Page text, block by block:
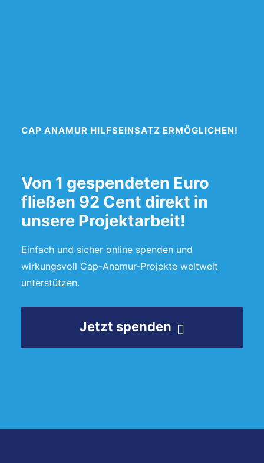
CAP ANAMUR HILFSEINSATZ ERMÖGLICHEN!
Von 1 gespendeten Euro
fließen 92 Cent direkt in
unsere Projektarbeit!
Einfach und sicher online spenden und
wirkungsvoll Cap-Anamur-Projekte weltweit
unterstützen.
Jetzt spenden